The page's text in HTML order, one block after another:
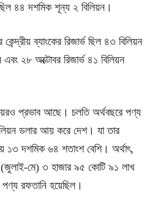
৪৪ দশমিক শূন্য ২ বিলিয়ন।
ব্যাংকের রিজার্ভ ছিল ৪৩ বিলিয়ন
২৮ অক্টোবর রিজার্ভ ৪১ বিলিয়ন
প্রভাব আছে। চলতি অর্থবছরে পণ্য
ডলার আয় করে দেশ। যা তার
দশমিক ৬৪ শতাংশ বেশি। অর্থাৎ,
মে) ৩ হাজার ৯৫ কোটি ৯১ লাখ
রফতানি হয়েছিল।